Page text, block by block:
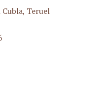
Teruel